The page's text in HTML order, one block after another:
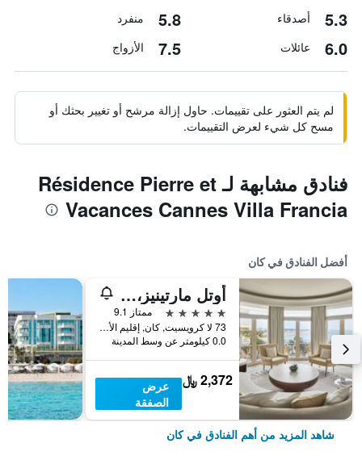
5.3 أصدقاء 5.8 منفرد
6.0 عائلات 7.5 الأزواج
لم يتم العثور على تقييمات. حاول إزالة مرشح أو تغيير بحثك أو
مسح كل شيء لعرض التقييمات.
فنادق مشابهة لـ Résidence Pierre et
Vacances Cannes Villa Francia
أفضل الفنادق في كان
أوتل مارتينيز، إن ذي أنباوند كوليكشن باي حياة
5 نجوم
ممتاز 9.1
73 لا كرويسيت, كان, إقليم الألب البحري, فرنسا
0.0 كيلومتر عن وسط المدينة
2,372 ﷼
عرض
الصفقة
شاهد المزيد من أهم الفنادق في كان